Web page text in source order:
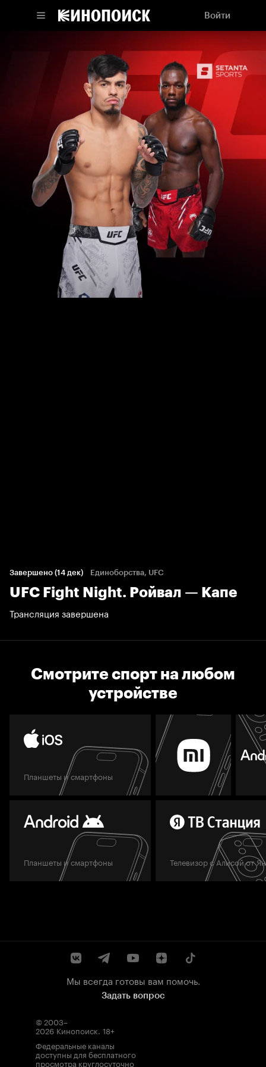
Войти
Завершено (14 дек) Единоборства, UFC
UFC Fight Night. Ройвал — Капе
Трансляция завершена
Смотрите спорт на любом
устройстве
Планшеты и смартфоны
Планшеты и смартфоны Телевизор с Алисой от
Мы всегда готовы вам помочь.
Задать вопрос
© 2003–
2026 Кинопоиск. 18+
Федеральные каналы
доступны для бесплатного
просмотра круглосуточно